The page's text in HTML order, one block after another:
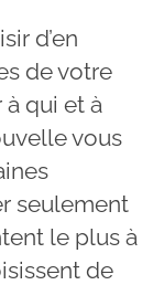
d’en
de votre
à qui et à
vous
seulement
le plus à
de